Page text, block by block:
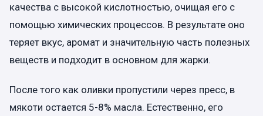
качества с высокой кислотностью, очищая его с
помощью химических процессов. В результате оно
теряет вкус, аромат и значительную часть полезных
веществ и подходит в основном для жарки.
После того как оливки пропустили через пресс, в
мякоти остается 5-8% масла. Естественно, его